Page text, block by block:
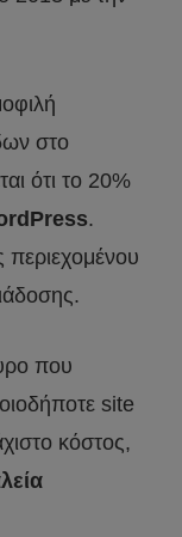
στο
ότι το 20%
.
περιεχομένου
που
site
κόστος,